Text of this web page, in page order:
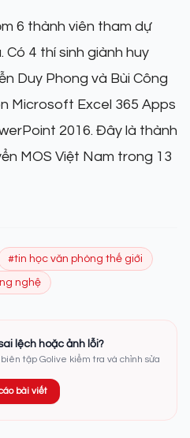
6 thành viên tham dự
Có 4 thí sinh giành huy
Duy Phong và Bùi Công
Microsoft Excel 365 Apps
2016. Đây là thành
MOS Việt Nam trong 13
#tin học văn phòng thế giới
nghệ
lệch hoặc ảnh lỗi?
tập Golive kiểm tra và chỉnh sửa
bài viết